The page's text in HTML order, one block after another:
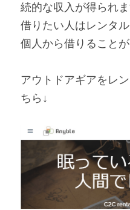
続的な収入が得られま
借りたい人はレンタ
個人から借りることが
アウトドアギアをレ
ちら↓